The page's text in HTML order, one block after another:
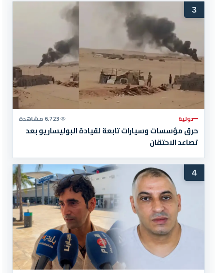
3
دولية 6,723 مشاهدة
حرق مؤسسات وسيارات تابعة لقيادة البوليساريو بعد
تصاعد الاحتقان
4